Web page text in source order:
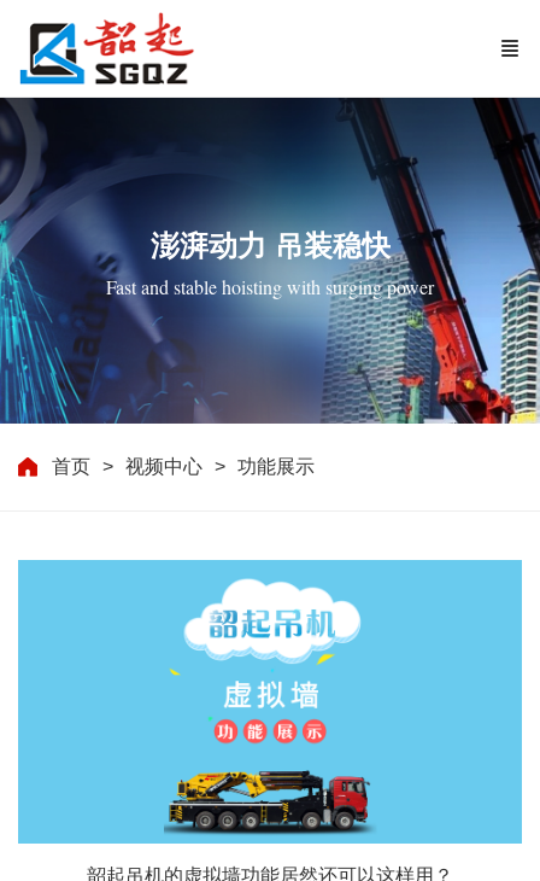
澎湃动力 吊装稳快
Fast and stable hoisting with surging power
首页 视频中心 功能展示
韶起吊机的虚拟墙功能居然还可以这样用？